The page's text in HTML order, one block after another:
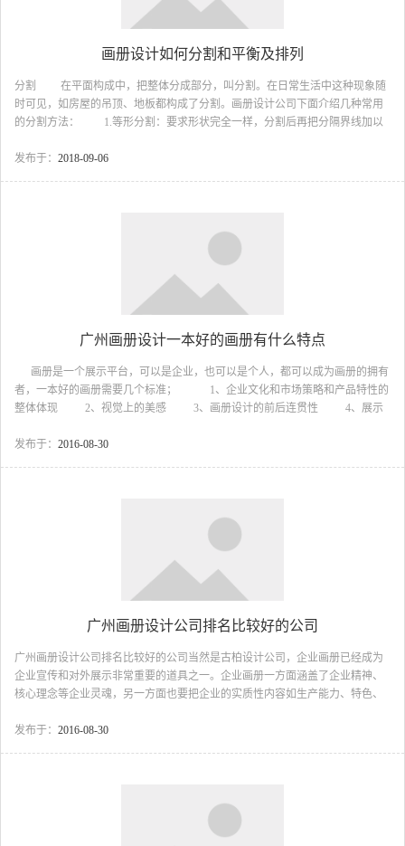
画册设计如何分割和平衡及排列
分割 在平面构成中，把整体分成部分，叫分割。在日常生活中这种现象随
时可见，如房屋的吊顶、地板都构成了分割。画册设计公司下面介绍几种常用
的分割方法： 1.等形分割：要求形状完全一样，分割后再把分隔界线加以
分割的方法，它不同于数学规则分割产生的整齐效果，但它的随意性分割，给
满足，使人的眼睛能够在观察对象时产生一种...
发布于： 2018-09-06
广州画册设计一本好的画册有什么特点
画册是一个展示平台，可以是企业，也可以是个人，都可以成为画册的拥有
者，一本好的画册需要几个标准； 1、企业文化和市场策略和产品特性的
整体体现 2、视觉上的美感 3、画册设计的前后连贯性 4、展示
文字，组合成一本富有创意，又具有可读、可赏性的精美画册。全方位立体展
发布于： 2016-08-30
广州画册设计公司排名比较好的公司
广州画册设计公司排名比较好的公司当然是古柏设计公司，企业画册已经成为
企业宣传和对外展示非常重要的道具之一。企业画册一方面涵盖了企业精神、
核心理念等企业灵魂，另一方面也要把企业的实质性内容如生产能力、特色、
实质的展现的过程，而非简单的图片文字的叠加。一本优秀的企业画册应该是
发布于： 2016-08-30